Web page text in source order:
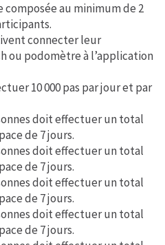
au minimum de 2
connecter leur
ou podomètre à l’application
10 000 pas par jour et par
doit effectuer un total
de 7 jours.
doit effectuer un total
de 7 jours.
doit effectuer un total
de 7 jours.
doit effectuer un total
de 7 jours.